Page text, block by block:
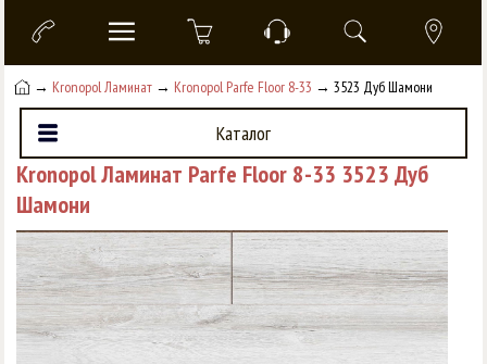
→ Kronopol Ламинат → Kronopol Parfe Floor 8-33 → 3523 Дуб Шамони
Каталог
Kronopol Ламинат Parfe Floor 8-33 3523 Дуб
Шамони